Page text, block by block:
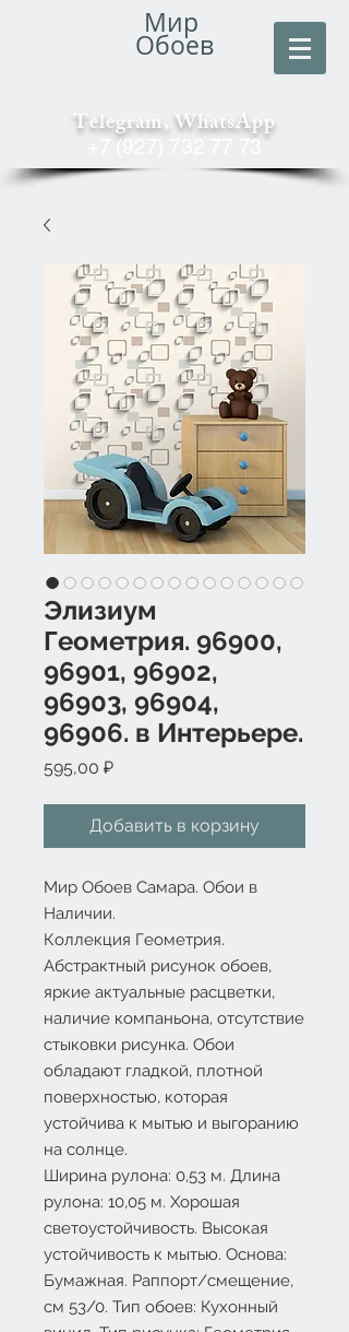
Мир
Обоев
Telegram, WhatsApp
+7 (927) 732 77 73
Элизиум
Геометрия. 96900,
96901, 96902,
96903, 96904,
96906. в Интерьере.
595,00 ₽Цена
Добавить в корзину
Мир Обоев Самара. Обои в
Наличии.
Коллекция Геометрия.
Абстрактный рисунок обоев,
яркие актуальные расцветки,
наличие компаньона, отсутствие
стыковки рисунка. Обои
обладают гладкой, плотной
поверхностью, которая
устойчива к мытью и выгоранию
на солнце.
Ширина рулона: 0,53 м. Длина
рулона: 10,05 м. Хорошая
светоустойчивость. Высокая
устойчивость к мытью. Основа:
Бумажная. Раппорт/смещение,
см 53/0. Тип обоев: Кухонный